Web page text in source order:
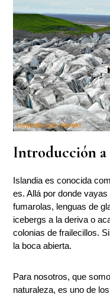
Introducción a
Islandia es conocida
es. Allá por donde
fumarolas, lenguas de
icebergs a la deriva o
colonias de frailecillos.
la boca abierta.
Para nosotros, que
naturaleza, es uno de